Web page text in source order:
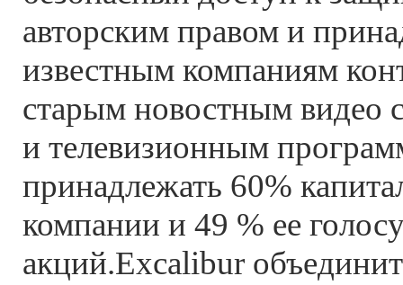
авторским правом и
известным компаниям
старым новостным видео
и телевизионным
принадлежать 60%
компании и 49 % ее
акций.Excalibur